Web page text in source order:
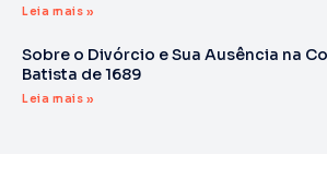
Leia mais »
Sobre o Divórcio e Sua Ausência na
Batista de 1689
Leia mais »